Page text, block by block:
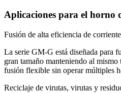
Aplicaciones para el horno
Fusión de alta eficiencia de
La serie GM‑G está diseñada para
gran tamaño manteniendo al
fusión flexible sin operar múltiples
Reciclaje de virutas, virutas y